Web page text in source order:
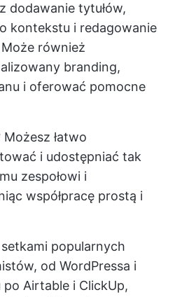
dodawanie tytułów,
kontekstu i redagowanie
również
branding,
i oferować pomocne
łatwo
i udostępniać tak
zespołowi i
współpracę prostą i
popularnych
od WordPressa i
Airtable i ClickUp,